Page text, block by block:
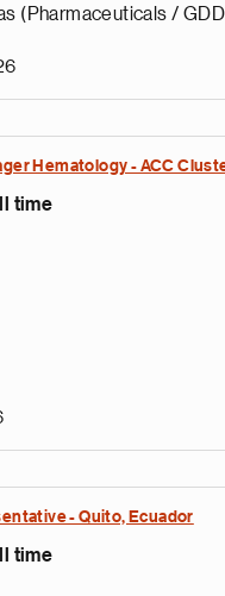
(Pharmaceuticals /
Hematology - ACC
time
- Quito, Ecuador
time